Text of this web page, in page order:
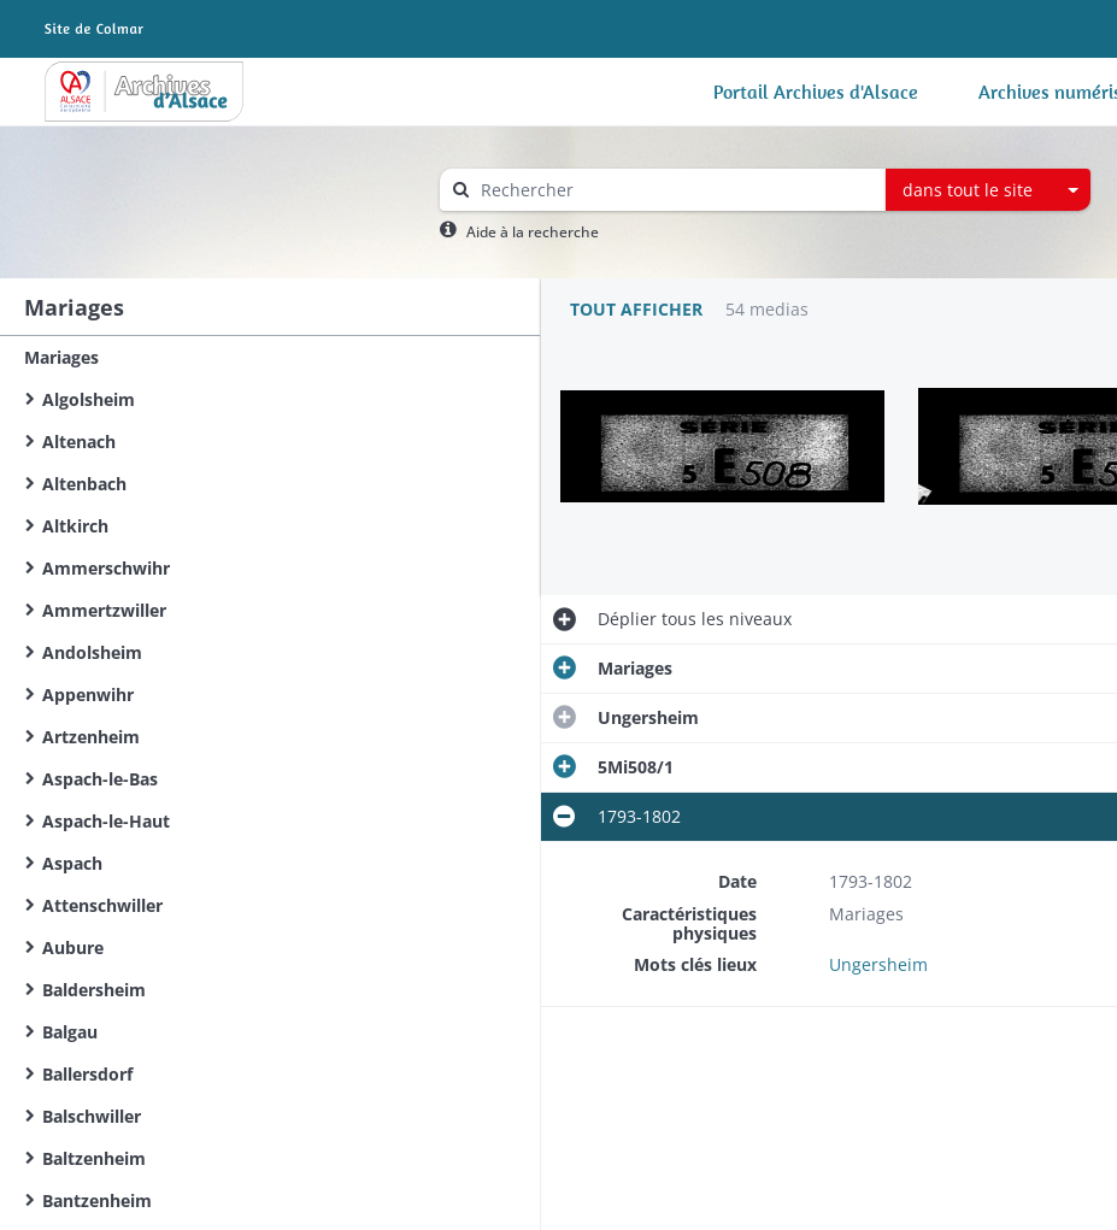
Archives Alsace - Colmar Portail Archives d'Alsace Archives
dans tout le site
Aide à la recherche
Mariages
Mariages
Algolsheim
Altenach
Altenbach
Altkirch
Ammerschwihr
Ammertzwiller
Andolsheim
Appenwihr
Artzenheim
Aspach-le-Bas
Aspach-le-Haut
Aspach
Attenschwiller
Aubure
Baldersheim
Balgau
Ballersdorf
Balschwiller
Baltzenheim
Bantzenheim
TOUT AFFICHER 54 medias
Dépliertous les niveaux
Mariages
Ungersheim
5Mi508/1
1793-1802
Date
1793-1802
Caractéristiques
physiques
Mariages
Mots clés lieux Ungersheim